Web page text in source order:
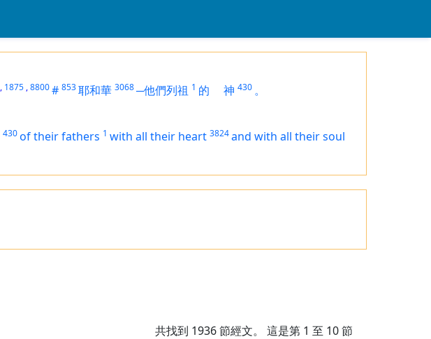
, 1875 ,8800# 853耶和華 3068─他們列祖 1 的 神 430 。
430of their fathers 1 with all their heart 3824and with all their soul
共找到 1936節經文。 這是第 1 至 10 節